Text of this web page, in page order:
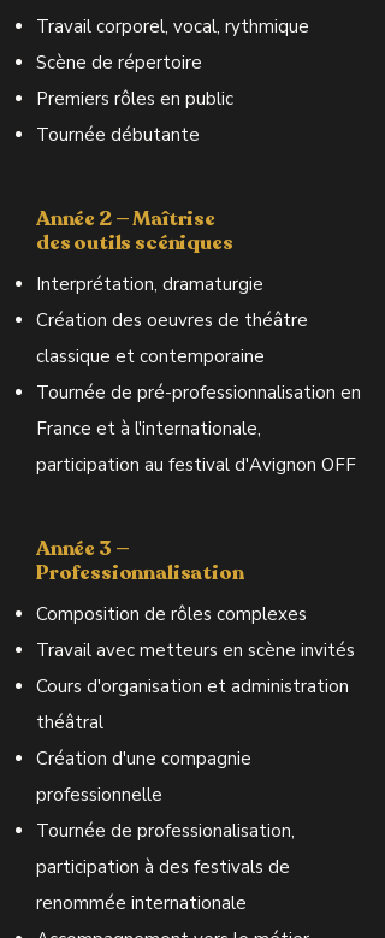
Travail corporel, vocal, rythmique
Scène de répertoire
Premiers rôles en public
Tournée débutante
Année 2 — Maîtrise
des outils scéniques
Interprétation, dramaturgie
Création des oeuvres de théâtre
classique et contemporaine
Tournée de pré-professionnalisation en
France et à l'internationale,
participation au festival d'Avignon OFF
Année 3 —
Professionnalisation
Composition de rôles complexes
Travail avec metteurs en scène invités
Cours d'organisation et administration
théâtral
Création d'une compagnie
professionnelle
Tournée de professionalisation,
participation à des festivals de
renommée internationale